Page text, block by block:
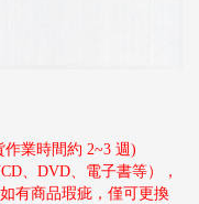
業時間約 2~3 週)
、DVD、電子書等），
有商品瑕疵，僅可更換